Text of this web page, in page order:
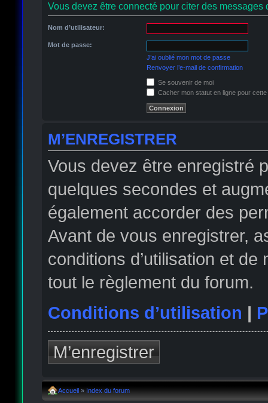
Vous devez être connecté pour citer des messages
Nom d’utilisateur:
Mot de passe:
J’ai oublié mon mot de passe
Renvoyer l’e-mail de confirmation
Se souvenir de moi
Cacher mon statut en ligne pour
M’ENREGISTRER
Vous devez être enregistré
quelques secondes et
également accorder des
Avant de vous enregistrer,
conditions d’utilisation et
tout le règlement du forum.
Conditions d’utilisation |
M’enregistrer
Accueil » Index du forum